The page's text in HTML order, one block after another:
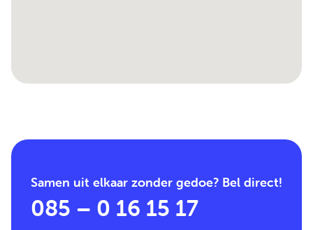
Samen uit elkaar zonder gedoe? Bel direct!
085 – 0 16 15 17